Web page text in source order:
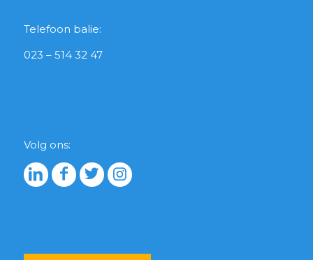
Telefoon balie:
023 – 514 32 47
Volg ons: